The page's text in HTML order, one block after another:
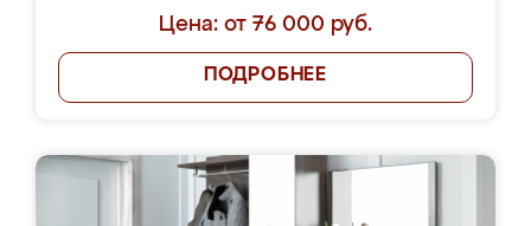
Цена: от 76 000 руб.
ПОДРОБНЕЕ